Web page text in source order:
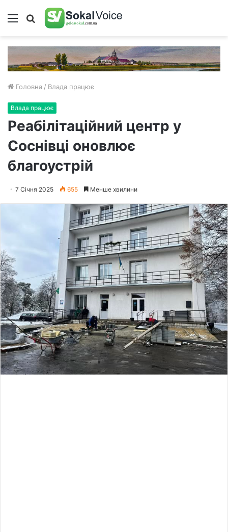
Меню Пошук
Головна / Влада працює
Влада працює
Реабілітаційний центр у
Соснівці оновлює
благоустрій
7 Січня 2025 655 Менше хвилини